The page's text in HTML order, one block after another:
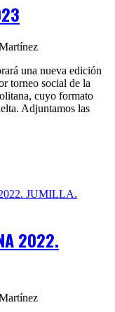
una nueva edición
torneo social de la
cuyo formato
Adjuntamos las
2022.